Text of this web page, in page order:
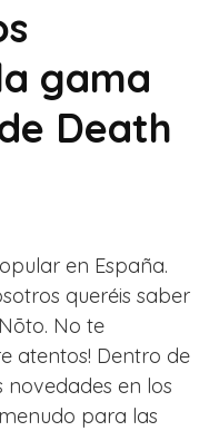
gama
Death
en España.
queréis saber
No te
atentos! Dentro de
en los
para las